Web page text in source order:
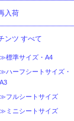
入荷
ンツ すべて
≫標準サイズ・A4
≫ハーフシートサイズ・
A3
≫フルシートサイズ
≫ミニシートサイズ